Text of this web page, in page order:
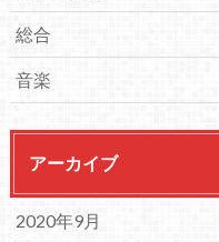
総合
音楽
アーカイブ
2020年9月